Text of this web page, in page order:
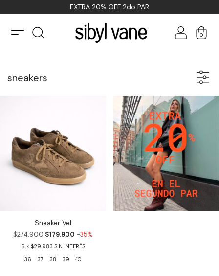
EXTRA 20% OFF 2do PAR
0
sneakers
Sneaker Vel
$274.900 $179.900 -35%
6
$29.983
36
37 38 39 40